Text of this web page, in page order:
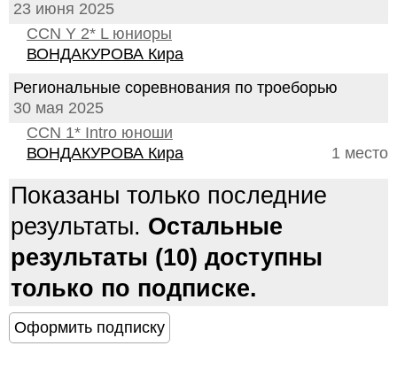
23 июня 2025
CCN Y 2* L юниоры
ВОНДАКУРОВА Кира
Региональные соревнования по троеборью
30 мая 2025
CCN 1* Intro юноши
1 место
ВОНДАКУРОВА Кира
Показаны только последние
результаты. Остальные
результаты (10) доступны
только по подписке.